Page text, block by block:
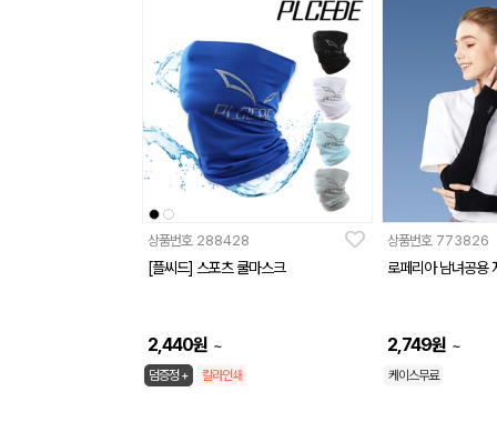
상품번호 288428
[플씨드] 스포츠 쿨마스크
2,440원 ~
덤증정 + 칼라인쇄
상품번호 773826
로페리아 남녀공용
2,749원 ~
케이스무료